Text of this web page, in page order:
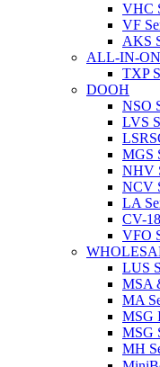
VHC
VF
AKS
ALL-IN-
TXP
DOOH
NSO
LVS
MGS
NHV
NCV
LA
CV-
VFO
LUS
MSA
MA
MSG
MSG
MH